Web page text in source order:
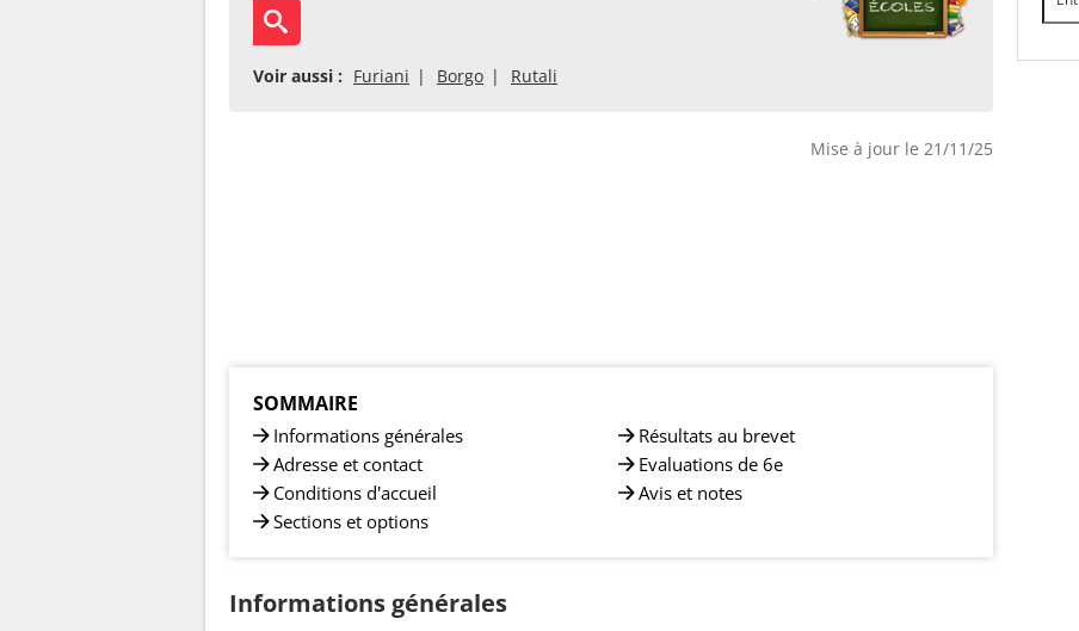
Voir aussi : Furiani Borgo Rutali
Mise à jour le 21/11/25
SOMMAIRE
Informations générales
Adresse et contact
Conditions d'accueil
Sections et options
Résultats au brevet
Evaluations de 6e
Avis et notes
Informations générales